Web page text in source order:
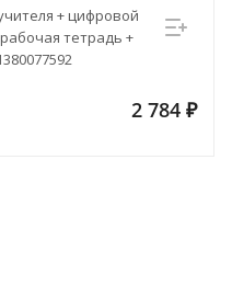
+ цифровой
тетрадь +
2 784 ₽